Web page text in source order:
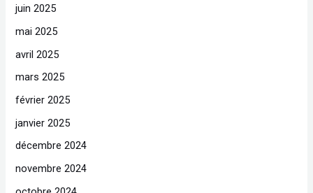
juin 2025
mai 2025
avril 2025
mars 2025
février 2025
janvier 2025
décembre 2024
novembre 2024